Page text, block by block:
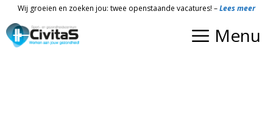
de
inhoud
Wij groeien en zoeken jou: twee openstaande vacatures! –Lees meer
Menu